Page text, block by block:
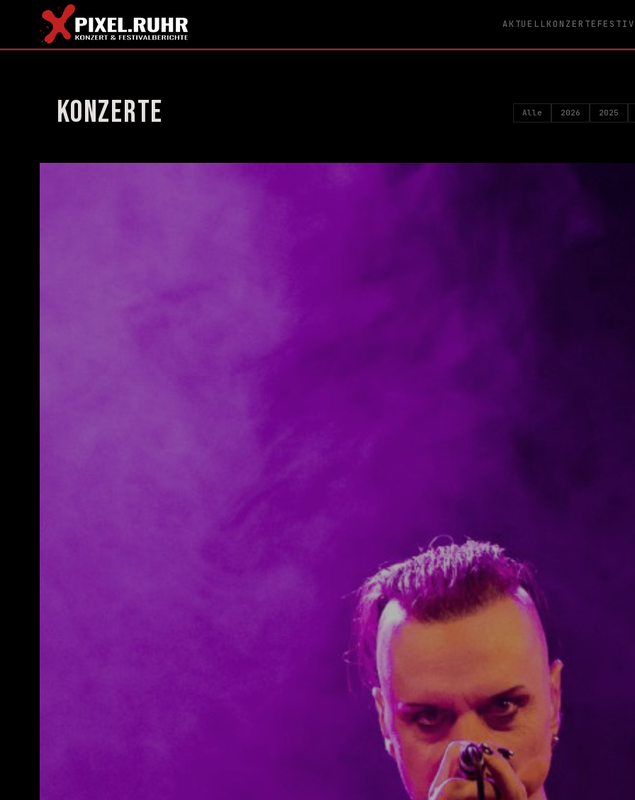
AKTUELLKONZERTE
Konzerte Alle 2026 2025